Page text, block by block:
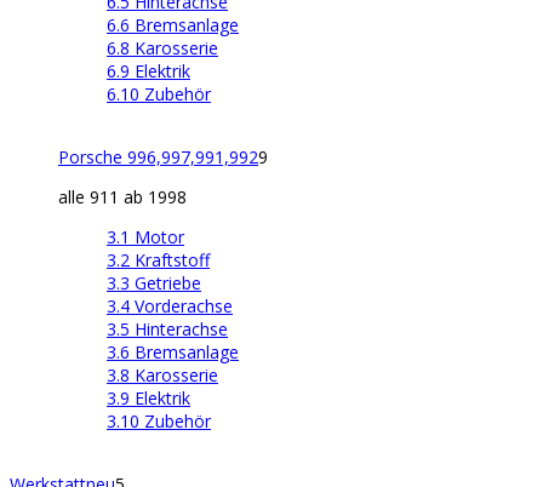
6.6 Bremsanlage
6.8 Karosserie
6.9 Elektrik
6.10 Zubehör
Porsche 996,997,991,9929
alle 911 ab 1998
3.1 Motor
3.2 Kraftstoff
3.3 Getriebe
3.4 Vorderachse
3.5 Hinterachse
3.6 Bremsanlage
3.8 Karosserie
3.9 Elektrik
3.10 Zubehör